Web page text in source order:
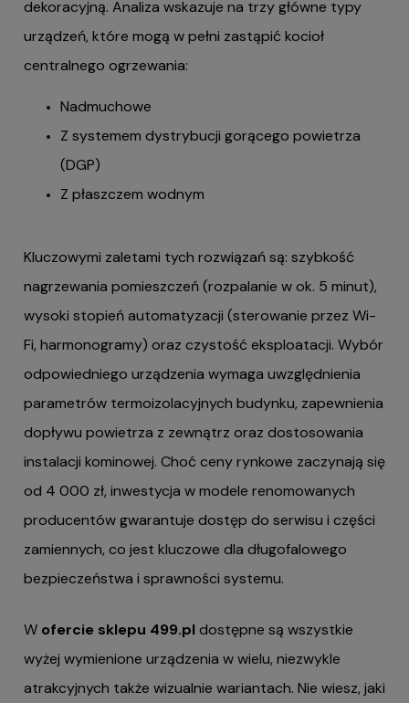
dekoracyjną. Analiza wskazuje na trzy główne typy
urządzeń, które mogą w pełni zastąpić kocioł
centralnego ogrzewania:
Nadmuchowe
Z systemem dystrybucji gorącego powietrza
(DGP)
Z płaszczem wodnym
Kluczowymi zaletami tych rozwiązań są: szybkość
nagrzewania pomieszczeń (rozpalanie w ok. 5 minut),
wysoki stopień automatyzacji (sterowanie przez Wi-
Fi, harmonogramy) oraz czystość eksploatacji. Wybór
odpowiedniego urządzenia wymaga uwzględnienia
parametrów termoizolacyjnych budynku, zapewnienia
dopływu powietrza z zewnątrz oraz dostosowania
instalacji kominowej. Choć ceny rynkowe zaczynają się
od 4 000 zł, inwestycja w modele renomowanych
producentów gwarantuje dostęp do serwisu i części
zamiennych, co jest kluczowe dla długofalowego
bezpieczeństwa i sprawności systemu.
W ofercie sklepu 499.pldostępne są wszystkie
wyżej wymienione urządzenia w wielu, niezwykle
atrakcyjnych także wizualnie wariantach. Nie wiesz, jaki